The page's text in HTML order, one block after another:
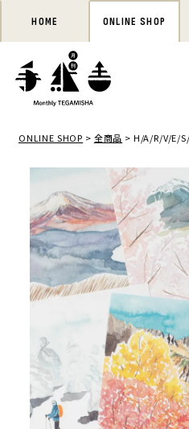
HOME ONLINE SHOP
ONLINE SHOP 全商品 H/A/R/V/E/